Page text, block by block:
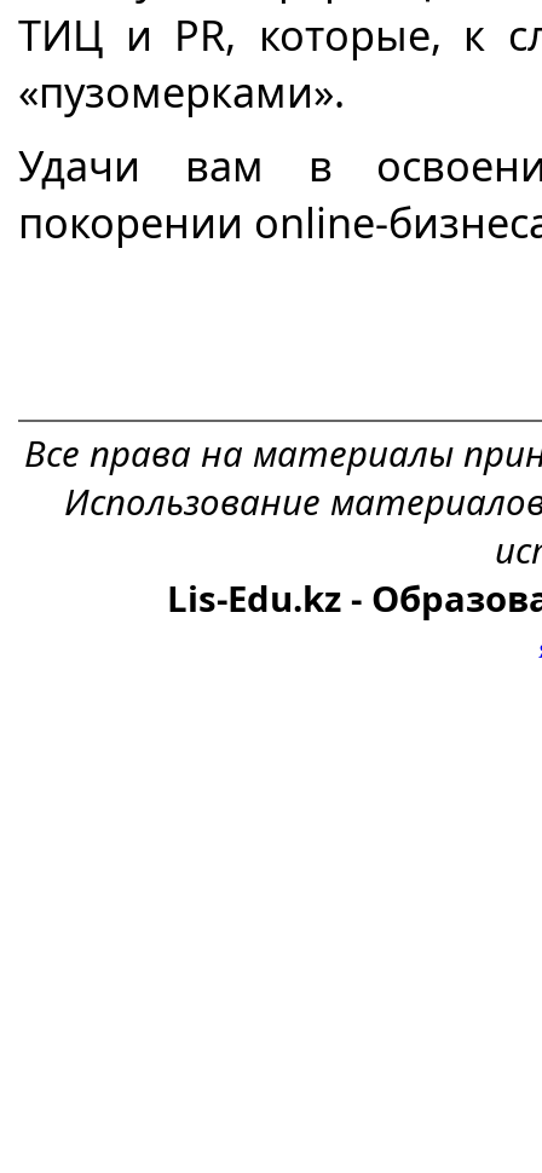
ТИЦ и PR, которые, к
«пузомерками».
Удачи вам в
покорении online-
Все права на материалы
Использование
Lis-Edu.kz -